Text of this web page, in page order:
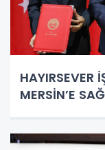
HAYIRSEVER
MERSİN’E